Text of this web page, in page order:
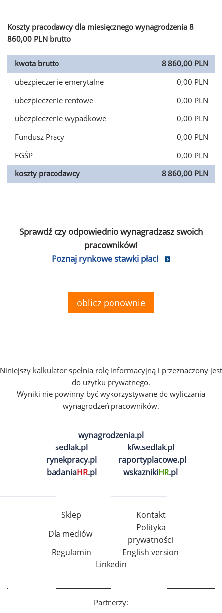
Koszty pracodawcy dla miesięcznego wynagrodzenia 8
860,00 PLN brutto
kwota brutto
8 860,00 PLN
ubezpieczenie emerytalne
0,00 PLN
ubezpieczenie rentowe
0,00 PLN
ubezpieczenie wypadkowe
0,00 PLN
Fundusz Pracy
0,00 PLN
FGŚP
0,00 PLN
koszty pracodawcy
8 860,00 PLN
Sprawdź czy odpowiednio wynagradzasz swoich
pracowników!
Poznaj rynkowe stawki płac!
oblicz ponownie
Niniejszy kalkulator spełnia rolę informacyjną i przeznaczony jest
do użytku prywatnego.
Wyniki nie powinny być wykorzystywane do wyliczania
wynagrodzeń pracowników.
wynagrodzenia.pl
sedlak.pl
kfw.sedlak.pl
rynekpracy.pl
raportyplacowe.pl
badaniaHR.pl wskaznikiHR.pl
Sklep
Kontakt
Dla mediów
Polityka
prywatności
Regulamin
English version
Linkedin
Partnerzy: